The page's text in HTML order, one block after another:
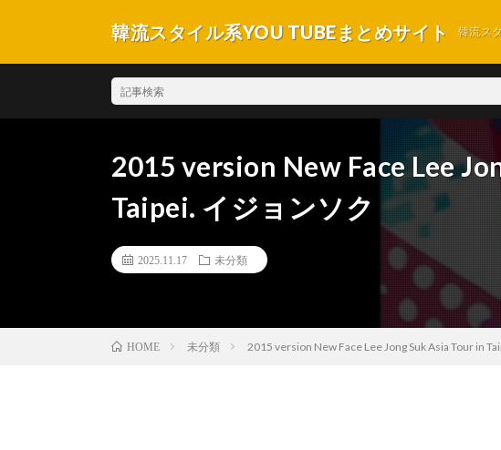
韓流スタイル系YOU TUBEまとめサイト 韓流ス
2015 version New Face Lee
Taipei. イジョンソク
2025.11.17 未分類
HOME 未分類 2015 version New Face Lee Jong Suk Asia Tour in